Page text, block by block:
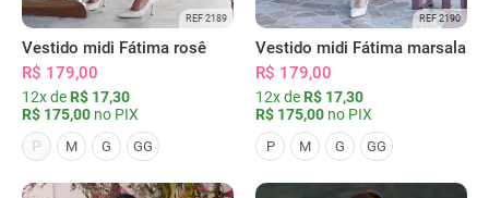
REF 2189
Vestido midi Fátima rosê
R$ 179,00
12x de R$ 17,30
R$ 175,00 no PIX
P
M G GG
REF 2190
Vestido midi Fátima marsala
R$ 179,00
12x de R$ 17,30
R$ 175,00 no PIX
P M G GG